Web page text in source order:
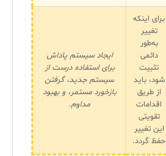
برای اینکه
تغییر
به‌طور
دائمی
تثبیت
شود، باید
از طریق
اقدامات
تقویتی
این تغییر
حفظ گردد.
ایجاد سیستم پاداش
برای استفاده درست از
سیستم جدید، گرفتن
بازخورد مستمر، و بهبود
مداوم.